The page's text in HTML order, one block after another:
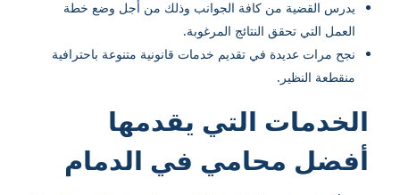
يدرس القضية من كافة الجوانب وذلك من أجل وضع خطة
العمل التي تحقق النتائج المرغوبة.
نجح مرات عديدة في تقديم خدمات قانونية متنوعة باحترافية
منقطعة النظير.
الخدمات التي يقدمها
أفضل محامي في الدمام